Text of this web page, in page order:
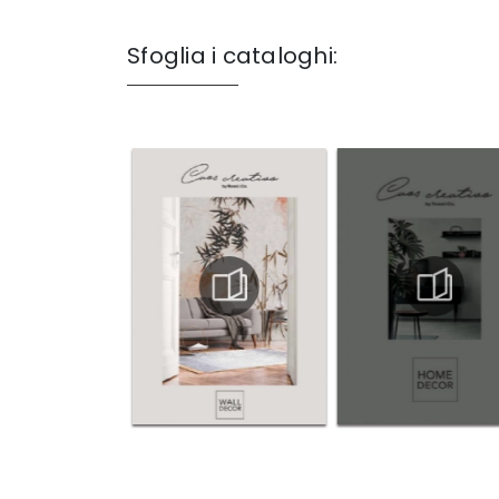
Sfoglia i cataloghi: